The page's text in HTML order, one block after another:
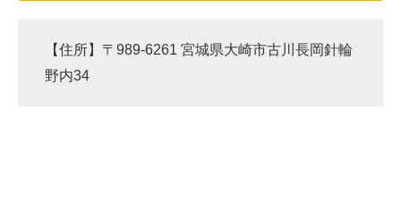
【住所】〒989-6261 宮城県大崎市古川長岡針輪
野内34